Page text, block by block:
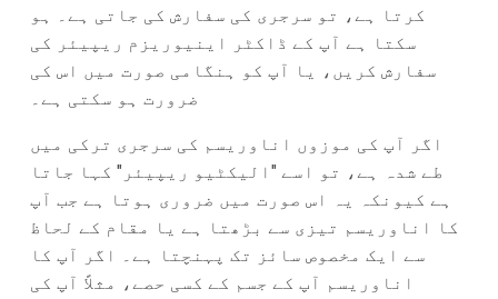
کرتا ہے، تو سرجری کی سفارش کی جاتی ہے۔ ہو
سکتا ہے آپ کے ڈاکٹر اینیوریزم ریپیئر کی
سفارش کریں، یا آپ کو ہنگامی صورت میں اس کی
ضرورت ہو سکتی ہے۔
اگر آپ کی موزوں اناوریسم کی سرجری ترکی میں
طے شدہ ہے، تو اسے "الیکٹیو ریپیئر" کہا جاتا
ہے کیونکہ یہ اس صورت میں ضروری ہوتا ہے جب آپ
کا اناوریسم تیزی سے بڑھتا ہے یا مقام کے لحاظ
سے ایک مخصوص سائز تک پہنچتا ہے۔ اگر آپ کا
اناوریسم آپ کے جسم کے کسی حصے، مثلاً آپ کی